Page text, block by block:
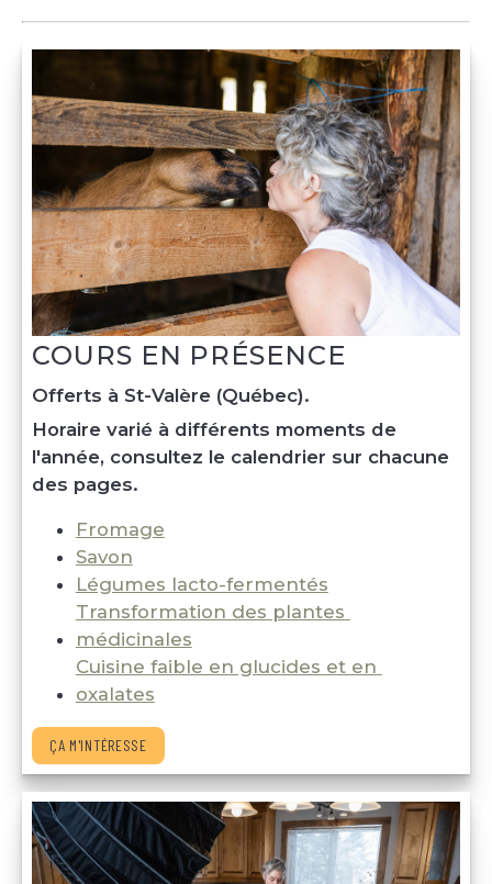
COURS EN PRÉSENCE
Offerts à St-Valère (Québec).
Horaire varié à différents moments de
l'année, consultez le calendrier sur chacune
des pages.
Fromage
Savon
Légumes lacto-fermentés
Transformation des plantes
médicinales
Cuisine faible en glucides et en
oxalates
ÇA M'INTÉRESSE